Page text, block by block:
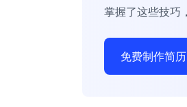
掌握了这些技巧
免费制作简历